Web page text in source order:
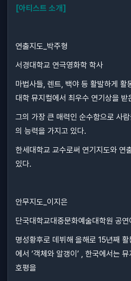
[아티스트 소개]
연출지도_박주형
서경대학교 연극영화학 학사
마법사들, 렌트, 백야 등 활발하게 활
대학 뮤지컬에서 최우수 연기상을 받
그의 가장 큰 매력인 순수함으로 사
의 능력을 가지고 있다.
한세대학교 교수로써 연기지도와 연
있다.
안무지도_이지은
단국대학교대중문화예술대학원 공
명성황후로 데뷔해 올해로 15년째
에서 ‘객체와 알갱이’ , 한국에서는 뮤
호평을